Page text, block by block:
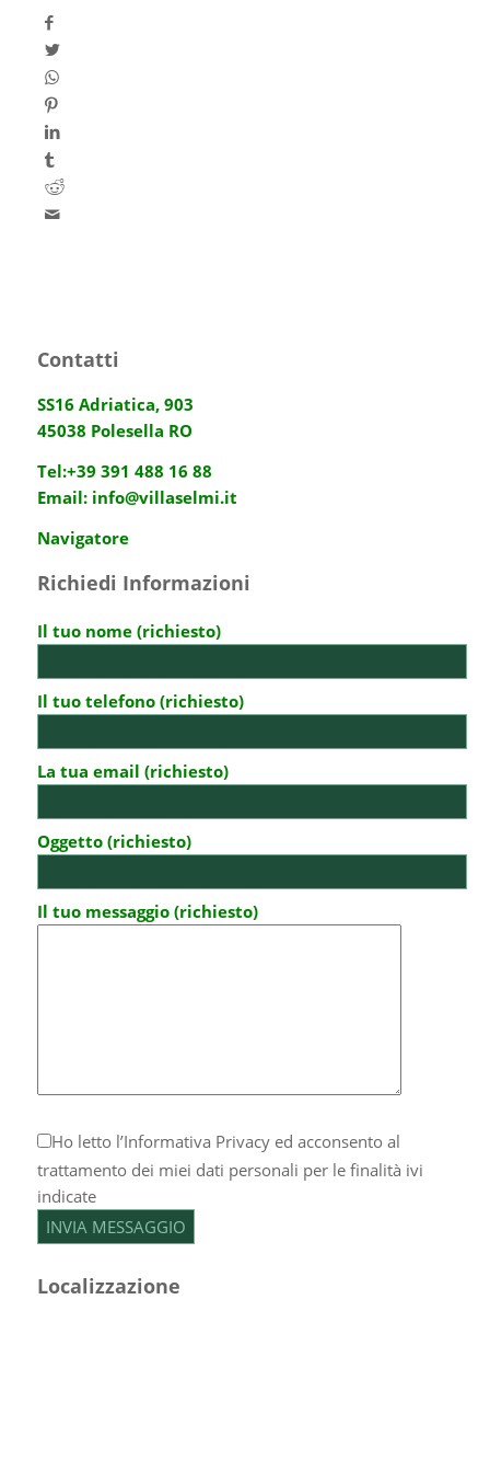
Contatti
SS16 Adriatica, 903
45038 Polesella RO
Tel:+39 391 488 16 88
Email: info@villaselmi.it
Navigatore
Richiedi Informazioni
Il tuo nome (richiesto)
Il tuo telefono (richiesto)
La tua email (richiesto)
Oggetto (richiesto)
Il tuo messaggio (richiesto)
Ho letto l’Informativa Privacyed acconsento al
trattamento dei miei dati personali per le finalità ivi
indicate
Localizzazione